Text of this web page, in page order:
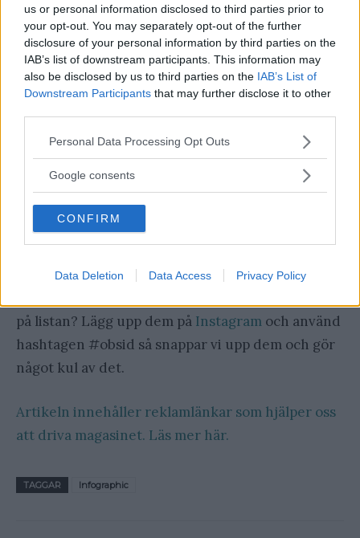
us or personal information disclosed to third parties prior to
your opt-out. You may separately opt-out of the further
disclosure of your personal information by third parties on the
IAB’s list of downstream participants. This information may
also be disclosed by us to third parties on the IAB’s List of
Downstream Participants that may further disclose it to other
Please note that this website/app uses one or more Google
not limited to your visit or usage behaviour. You may click to
use your data for below specified purposes in below Google
consent section.
Personal Data Processing Opt Outs
Google consents
CONFIRM
Data Deletion Data Access Privacy Policy
skiktade lager, vodka, ”upside-down” ja en massa
skoj helt enkelt!
3: Kamikaze
shots, ja då är det få saker som slår en frisk och
uppiggande Kamikaze.
Vilka är dina tips på goda
shots?
på listan? Lägg upp dem på Instagram och använd
hashtagen #obsid så snappar vi upp dem och gör
något kul av det.
Artikeln innehåller reklamlänkar som hjälper oss
att driva magasinet. Läs mer här.
TAGGAR Infographic